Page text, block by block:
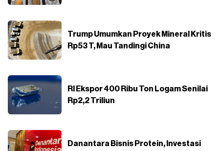
Trump Umumkan Proyek Mineral Kritis
Rp53 T, Mau Tandingi China
RI Ekspor 400 Ribu Ton Logam Senilai
Rp2,2 Triliun
Danantara Bisnis Protein, Investasi